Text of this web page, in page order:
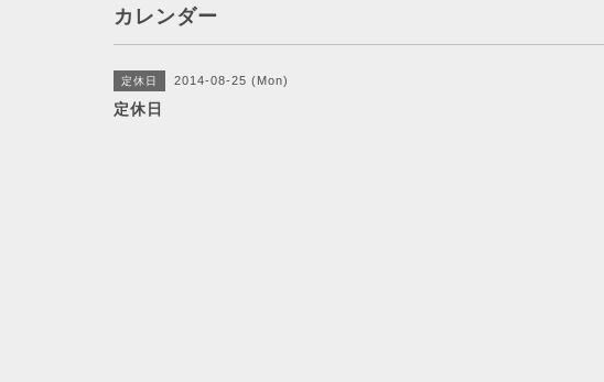
カレンダー
定休日 2014-08-25 (Mon)
定休日